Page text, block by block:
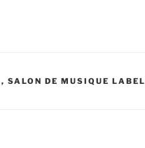
, SALON DE MUSIQUE LABEL